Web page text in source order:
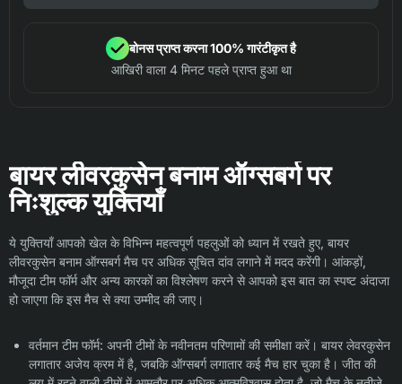
बोनस प्राप्त करना 100% गारंटीकृत है
आखिरी वाला 4 मिनट पहले प्राप्त हुआ था
बायर लीवरकुसेन बनाम ऑग्सबर्ग पर
निःशुल्क युक्तियाँ
ये युक्तियाँ आपको खेल के विभिन्न महत्वपूर्ण पहलुओं को ध्यान में रखते हुए, बायर
लीवरकुसेन बनाम ऑग्सबर्ग मैच पर अधिक सूचित दांव लगाने में मदद करेंगी। आंकड़ों,
मौजूदा टीम फॉर्म और अन्य कारकों का विश्लेषण करने से आपको इस बात का स्पष्ट अंदाजा
हो जाएगा कि इस मैच से क्या उम्मीद की जाए।
वर्तमान टीम फॉर्म: अपनी टीमों के नवीनतम परिणामों की समीक्षा करें। बायर लेवरकुसेन
लगातार अजेय क्रम में है, जबकि ऑग्सबर्ग लगातार कई मैच हार चुका है। जीत की